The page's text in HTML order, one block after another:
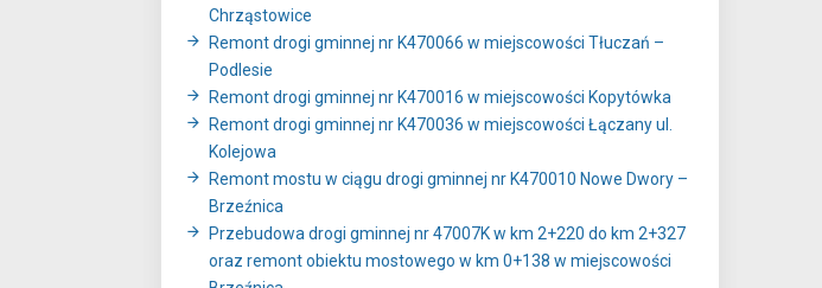
Chrząstowice
Remont drogi gminnej nr K470066 w miejscowości Tłuczań –
Podlesie
Remont drogi gminnej nr K470016 w miejscowości Kopytówka
Remont drogi gminnej nr K470036 w miejscowości Łączany ul.
Kolejowa
Remont mostu w ciągu drogi gminnej nr K470010 Nowe Dwory –
Brzeźnica
Przebudowa drogi gminnej nr 47007K w km 2+220 do km 2+327
oraz remont obiektu mostowego w km 0+138 w miejscowości